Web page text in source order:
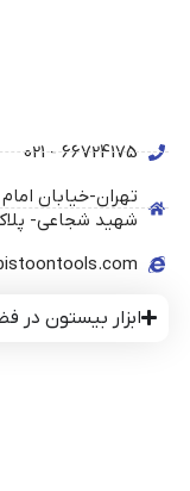
66724175 - 021
تهران-خیابان
شهید شجاعی- پلاک
ابزار بیستون در